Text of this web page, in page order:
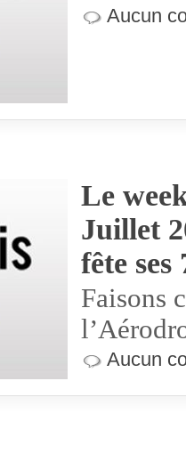
Aucun
Le
Juillet
fête ses
Faisons
Aucun